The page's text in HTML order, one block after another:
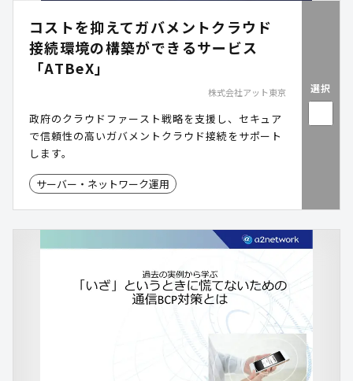
コストを抑えてガバメントクラウド
接続環境の構築ができるサービス
「ATBeX」
株式会社アット東京
政府のクラウドファースト戦略を支援し、セキュア
で信頼性の高いガバメントクラウド接続をサポート
します。
サーバー・ネットワーク運用
選択